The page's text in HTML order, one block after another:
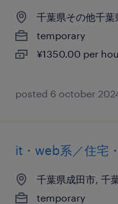
千葉県その他千葉
temporary
¥1350.00 per
posted 6 october
it・web系／住宅
千葉県成田市, 千
temporary